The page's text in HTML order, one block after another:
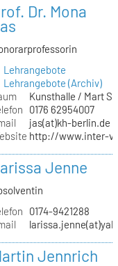
Dr. Mona
(Archiv)
Kunsthalle / Mart
0176 62954007
jas(at)kh-berlin.de
http://www.inter-
Jenne
0174-9421288
Jennrich